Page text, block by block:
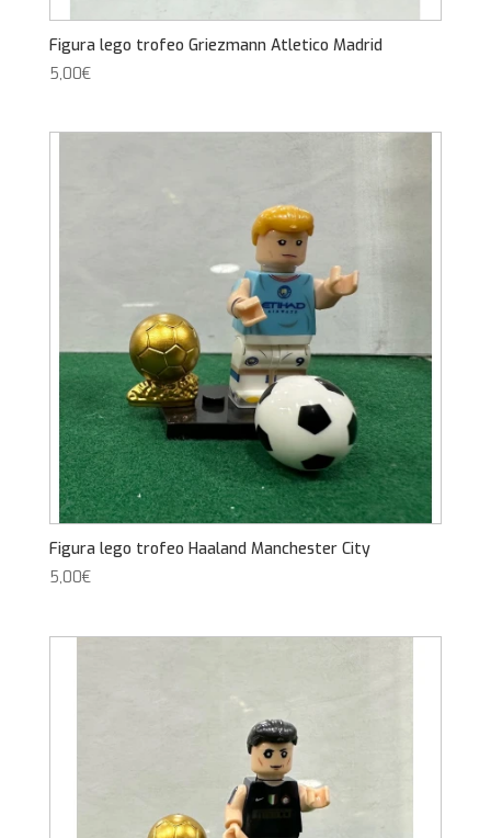
Figura lego trofeo Griezmann Atletico Madrid
5,00€
Figura lego trofeo Haaland Manchester City
5,00€